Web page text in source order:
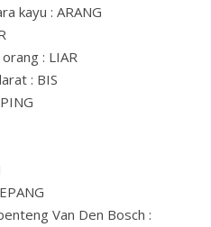
kayu : ARANG
: LIAR
: BIS
Van Den Bosch :